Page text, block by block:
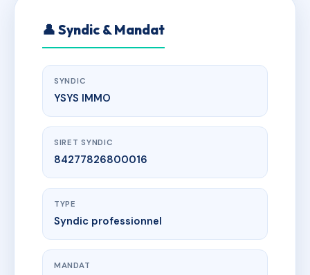
👤 Syndic & Mandat
SYNDIC
YSYS IMMO
SIRET SYNDIC
84277826800016
TYPE
Syndic professionnel
MANDAT